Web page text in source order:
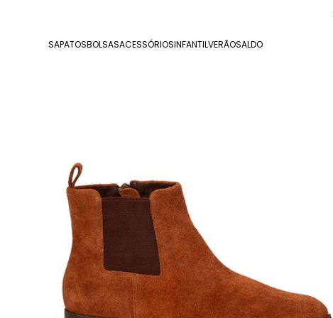
SAPATOSBOLSASACESSÓRIOSINFANTILVERÃOSALDO